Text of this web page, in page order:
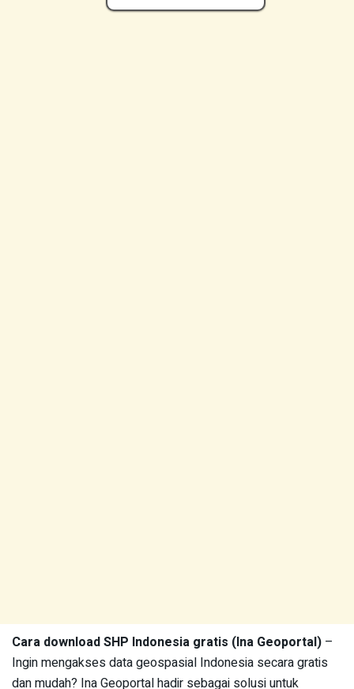
Cara download SHP Indonesia gratis (Ina Geoportal) –
Ingin mengakses data geospasial Indonesia secara gratis
dan mudah? Ina Geoportal hadir sebagai solusi untuk